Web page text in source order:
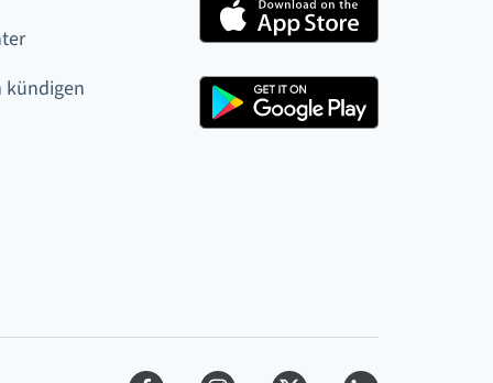
kündigen